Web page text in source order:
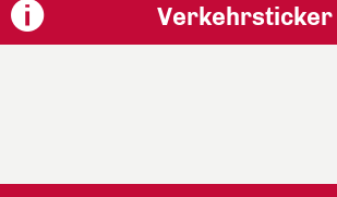
Verkehrsticker